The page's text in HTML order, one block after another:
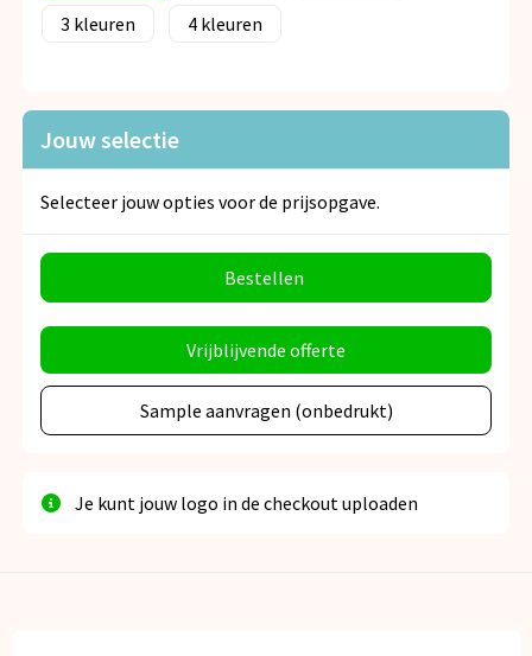
3
4
Jouw selectie
Selecteer jouw opties voor de prijsopgave.
Bestellen
Vrijblijvende offerte
Sample aanvragen (onbedrukt)
Je kunt jouw logo in de checkout uploaden